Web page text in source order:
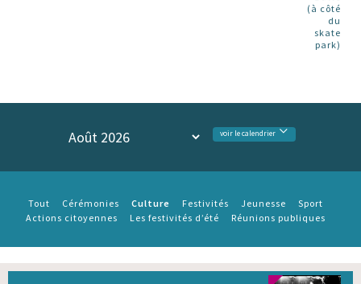
(à côté
du
skate
park)
voir le calendrier
Tout Cérémonies Culture Festivités Jeunesse
Sport
Actions citoyennes
Les festivités d’été Réunions publiques